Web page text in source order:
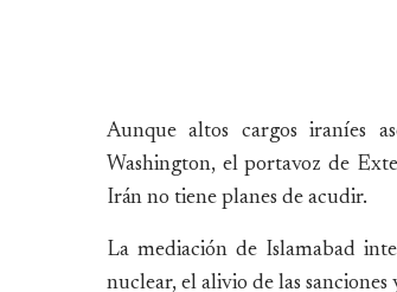
Aunque altos cargos iraníes
Washington, el portavoz de
Irán no tiene planes de acudir.
La mediación de Islamabad
nuclear, el alivio de las